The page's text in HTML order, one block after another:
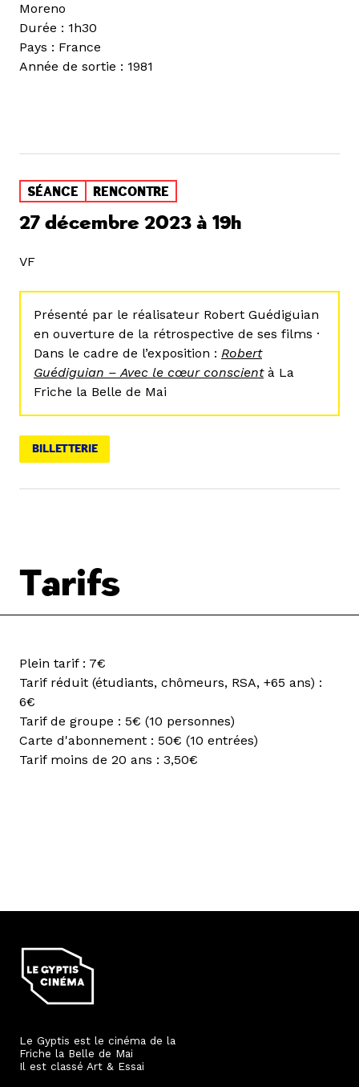
Moreno
Durée : 1h30
Pays : France
Année de sortie : 1981
SÉANCE RENCONTRE
27 décembre 2023 à 19h
VF
Présenté par le réalisateur Robert Guédiguian
en ouverture de la rétrospective de ses films ·
Dans le cadre de l’exposition : Robert
Guédiguian – Avec le cœur conscientà La
Friche la Belle de Mai
BILLETTERIE
Tarifs
Plein tarif : 7€
Tarif réduit (étudiants, chômeurs, RSA, +65 ans) :
6€
Tarif de groupe : 5€ (10 personnes)
Carte d'abonnement : 50€ (10 entrées)
Tarif moins de 20 ans : 3,50€
Le Gyptis est le cinéma de la
Friche la Belle de Mai
Il est classé Art & Essai